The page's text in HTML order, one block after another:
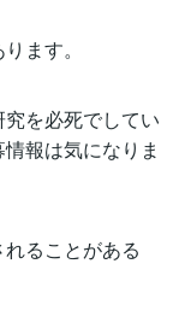
ます。
を必死でしてい
報は気になりま
ることがある